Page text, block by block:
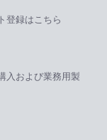
登録はこちら
入および業務用製